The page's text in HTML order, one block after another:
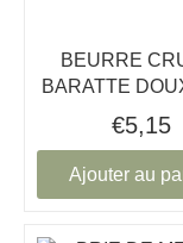
BEURRE
BARATTE
€5,15
Ajouter au